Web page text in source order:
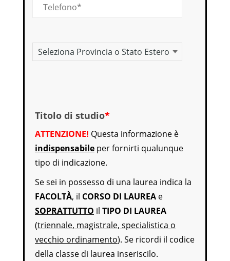
Titolo di studio*
ATTENZIONE! Questa informazione è
indispensabile per fornirti qualunque
tipo di indicazione.
Se sei in possesso di una laurea indica la
FACOLTÀ, il CORSO DI LAUREA e
SOPRATTUTTO il TIPO DI LAUREA
(triennale, magistrale, specialistica o
vecchio ordinamento). Se ricordi il codice
della classe di laurea inseriscilo.